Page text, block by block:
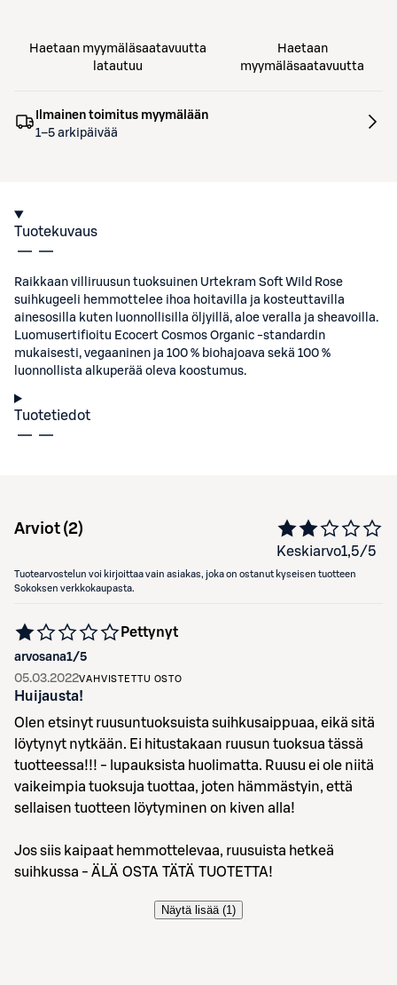
Haetaan myymäläsaatavuutta
latautuu
Haetaan
myymäläsaatavuutta
Ilmainen toimitus myymälään
1–5 arkipäivää
Tuotekuvaus
Raikkaan villiruusun tuoksuinen Urtekram Soft Wild Rose
suihkugeeli hemmottelee ihoa hoitavilla ja kosteuttavilla
ainesosilla kuten luonnollisilla öljyillä, aloe veralla ja sheavoilla.
Luomusertifioitu Ecocert Cosmos Organic -standardin
mukaisesti, vegaaninen ja 100 % biohajoava sekä 100 %
luonnollista alkuperää oleva koostumus.
Tuotetiedot
Arviot (2)
Keskiarvo1,5/5
Tuotearvostelun voi kirjoittaa vain asiakas, joka on ostanut kyseisen tuotteen
Sokoksen verkkokaupasta.
arvosana1/5
Pettynyt
05.03.2022VAHVISTETTU OSTO
Huijausta!
Olen etsinyt ruusuntuoksuista suihkusaippuaa, eikä sitä
löytynyt nytkään. Ei hitustakaan ruusun tuoksua tässä
tuotteessa!!! - lupauksista huolimatta. Ruusu ei ole niitä
vaikeimpia tuoksuja tuottaa, joten hämmästyin, että
sellaisen tuotteen löytyminen on kiven alla!
Jos siis kaipaat hemmottelevaa, ruusuista hetkeä
suihkussa - ÄLÄ OSTA TÄTÄ TUOTETTA!
Näytä lisää (1)